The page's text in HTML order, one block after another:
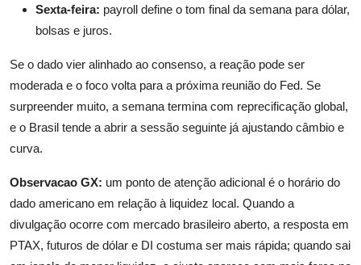
Sexta-feira: payroll define o tom final da semana para dólar,
bolsas e juros.
Se o dado vier alinhado ao consenso, a reação pode ser
moderada e o foco volta para a próxima reunião do Fed. Se
surpreender muito, a semana termina com reprecificação global,
e o Brasil tende a abrir a sessão seguinte já ajustando câmbio e
curva.
Observacao GX: um ponto de atenção adicional é o horário do
dado americano em relação à liquidez local. Quando a
divulgação ocorre com mercado brasileiro aberto, a resposta em
PTAX, futuros de dólar e DI costuma ser mais rápida; quando sai